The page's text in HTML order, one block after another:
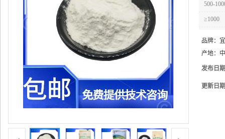
500-
≥1000
品牌：
产地：
发布日
更新日